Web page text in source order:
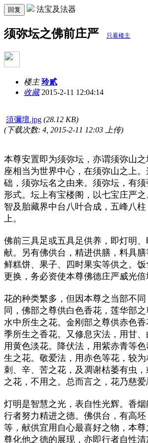
回复 法宝及法器
须弥坛之佛前庄严 只看楼主
楼主 玲貳
收藏2015-2-11 12:04:14
須彌壇.jpg (28.12 KB)
(下载次数: 4, 2015-2-11 12:03 上传)
本尊安置即为须弥坛，亦谓须弥山
座相当为世界中心，在须弥山之上
础，须弥坛名之由来。须弥坛，有
形式。坛上有宝楼阁，以七宝庄严
智及胎藏界中台八叶合成，五峰八
上。
佛前三具足或五具足供养，即灯明
献。另有佛供台，精进供膳，料具
鲜糕饼、果子、四时果实等供之。
更换，务必资使本尊佛德庄严威光倍
花的种类繁多，但因本尊之当部不
同，佛部之尊供白色香花，莲华部
水中所生之花。金刚部之尊供赤色
季所生之香花。又修息灾法，用甘、
用黄色淡花。降伏法，用紫赤青等
生之花。敬爱法，用赤色等花，较
刺、辛、苦之花，及凋谢枯萎有虫
之花，不用之。总而言之，花乃慈爱
灯明是智慧之光，表自性光辉。香
行者努力精进之德。佛供台，有高
等，献供宜用自心最喜好之物，本
尊化他之德的展现，亦即行者自性